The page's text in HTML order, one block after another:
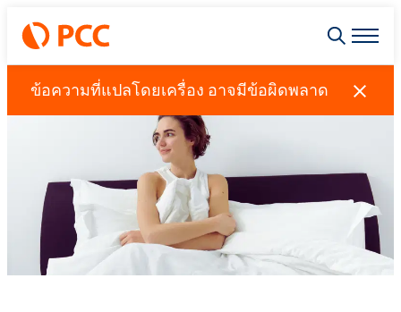
ข้อความที่แปลโดยเครื่อง อาจมีข้อผิดพลาด